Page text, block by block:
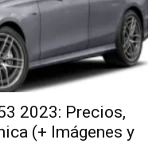
2023: Precios,
(+ Imágenes y